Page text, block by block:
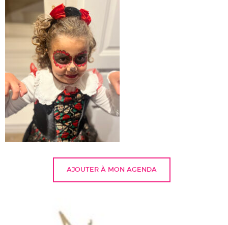
AJOUTER À MON AGENDA